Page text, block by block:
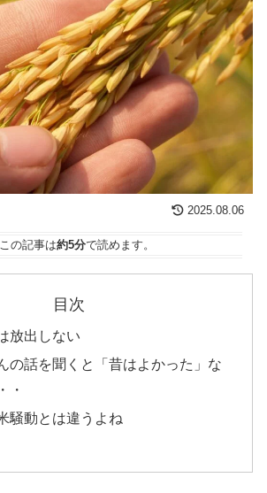
2025.08.06
この記事は約5分で読めます。
目次
放出しない
の話を聞くと「昔はよかった」な
・
騒動とは違うよね